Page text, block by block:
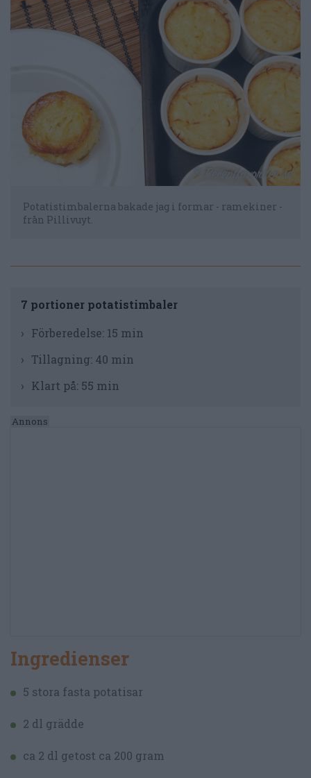
Potatistimbalerna bakade jag i formar - ramekiner -
från Pillivuyt.
7 portioner potatistimbaler
Förberedelse: 15 min
Tillagning: 40 min
Klart på: 55 min
Ingredienser
5 stora fasta potatisar
2 dl grädde
ca 2 dl getost ca 200 gram